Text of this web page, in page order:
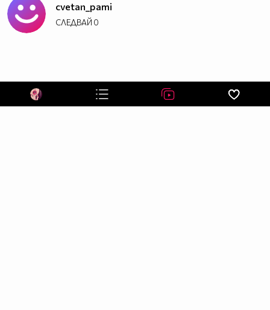
cvetan_pami
СЛЕДВАЙ 0